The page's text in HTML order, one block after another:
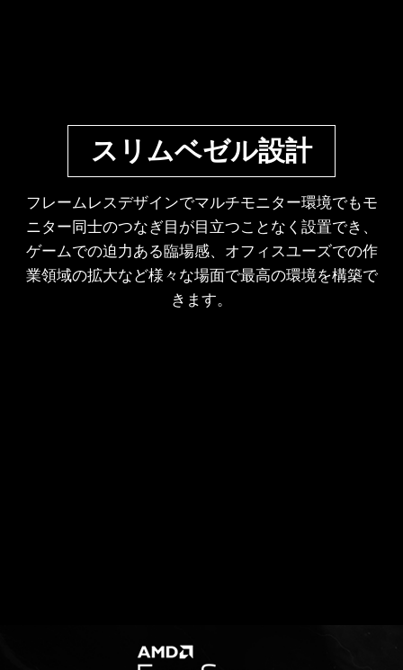
スリムベゼル設計
フレームレスデザインでマルチモニター環境でもモ
ニター同士のつなぎ目が目立つことなく設置でき、
ゲームでの迫力ある臨場感、オフィスユーズでの作
業領域の拡大など様々な場面で最高の環境を構築で
きます。